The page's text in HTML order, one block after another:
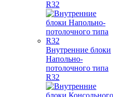
R32
Внутренние блоки
Напольно-
потолочного типа
R32